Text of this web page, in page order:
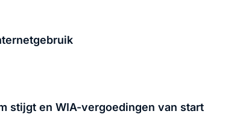
stijgt en WIA-vergoedingen van start